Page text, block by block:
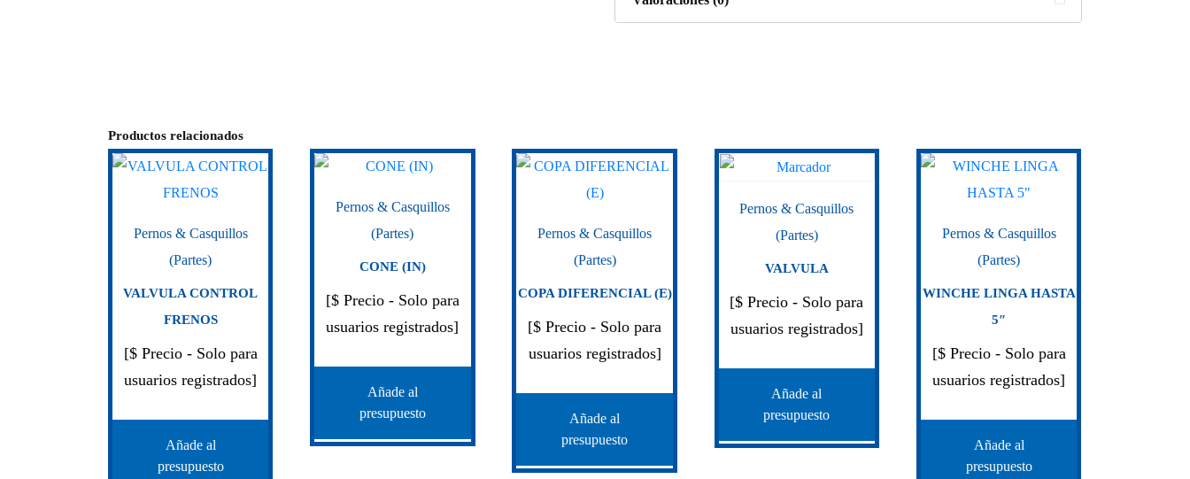
Productos relacionados
Pernos & Casquillos
(Partes)
VALVULA CONTROL
FRENOS
[$ Precio - Solo para
usuarios registrados]
Añade al
presupuesto
Pernos & Casquillos
(Partes)
CONE (IN)
[$ Precio - Solo para
usuarios registrados]
Añade al
presupuesto
Pernos & Casquillos
(Partes)
COPA DIFERENCIAL (E)
[$ Precio - Solo para
usuarios registrados]
Añade al
presupuesto
Pernos & Casquillos
(Partes)
VALVULA
[$ Precio - Solo para
usuarios registrados]
Añade al
presupuesto
Pernos & Casquillos
(Partes)
WINCHE LINGA HASTA
5″
[$ Precio - Solo para
usuarios registrados]
Añade al
presupuesto